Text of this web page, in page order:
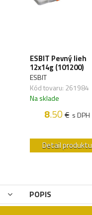
ESBIT Pevný lieh
12x14g (101200)
ESBIT
Kód tovaru: 261984
Na sklade
8.50€ s DPH
Detail produktu
POPIS